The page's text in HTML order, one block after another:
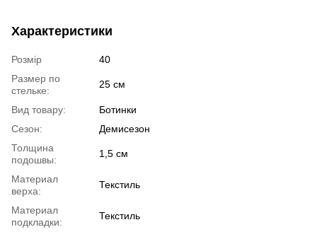
Характеристики
Розмір
40
Размер по
стельке:
25 см
Вид товару:
Ботинки
Сезон:
Демисезон
Толщина
подошвы:
1,5 см
Материал
верха:
Текстиль
Материал
подкладки:
Текстиль